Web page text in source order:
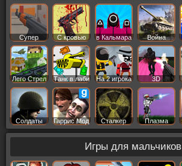
Супер С кровью в Кальмара Война
Лего Стрел Танк в лаби На 2 игрока 3D
Солдаты Гаррис Мод Сталкер Плазма
Игры для мальчиков